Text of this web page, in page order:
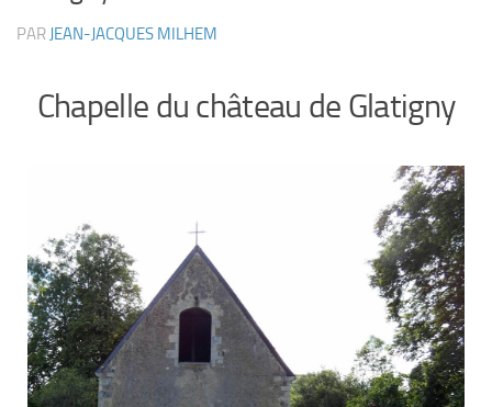
PAR JEAN-JACQUES MILHEM
Chapelle du château de Glatigny